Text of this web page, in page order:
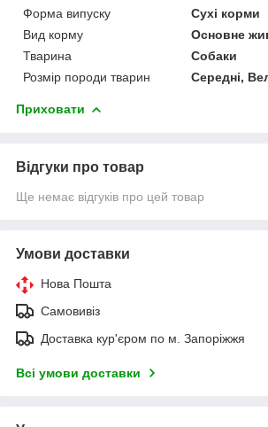
Форма випуску
Сухі корми
Вид корму
Основне
Тварина
Собаки
Розмір породи тварин
Середні,
Приховати
Відгуки про товар
Ще немає відгуків про цей товар
Умови доставки
Нова Пошта
Самовивіз
Доставка кур'єром по м. Запоріжжя
Всі умови доставки